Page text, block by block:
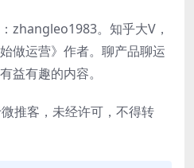
zhangleo1983。知乎大V，
做运营》作者。聊产品聊运
益有趣的内容。
推客，未经许可，不得转